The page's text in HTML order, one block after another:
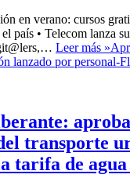
en verano: cursos
país • Telecom lanza
Leer más »
lanzado por personal-
transporte
tarifa de agua